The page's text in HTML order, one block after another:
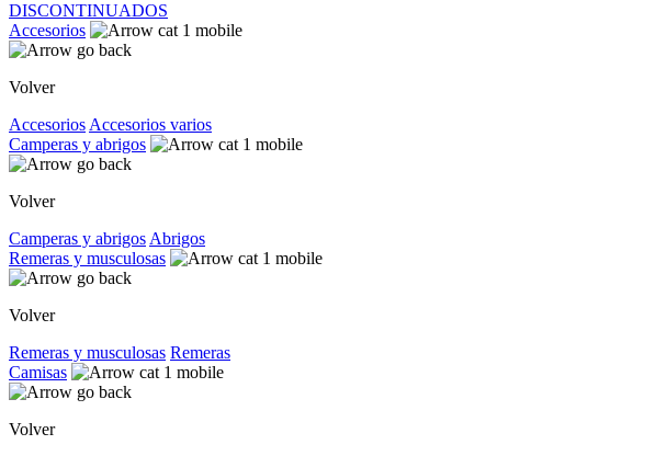
DISCONTINUADOS
Accesorios
Volver
Accesorios Accesorios varios
Camperas y abrigos
Volver
Camperas y abrigos Abrigos
Remeras y musculosas
Volver
Remeras y musculosas Remeras
Camisas
Volver